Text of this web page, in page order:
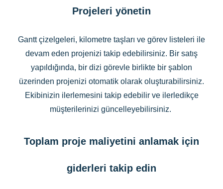
Projeleri yönetin
Gantt çizelgeleri, kilometre taşları ve görev listeleri ile
devam eden projenizi takip edebilirsiniz. Bir satış
yapıldığında, bir dizi görevle birlikte bir şablon
üzerinden projenizi otomatik olarak oluşturabilirsiniz.
Ekibinizin ilerlemesini takip edebilir ve ilerledikçe
müşterilerinizi güncelleyebilirsiniz.
Toplam proje maliyetini anlamak için
giderleri takip edin